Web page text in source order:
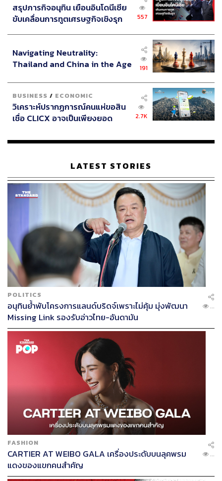
สรุปภารกิจอนุทิน เยือนอินโดนีเซีย
ขับเคลื่อนการทูตเศรษฐกิจเชิงรุก
557
Navigating Neutrality:
Thailand and China in the Age
191
BUSINESS / ECONOMIC
วิเคราะห์ปรากฏการณ์คนแห่ขอสิน
เชื่อ CLICX อาจเป็นเพียงยอด
เรือนไทยที่ถูกซุกไว้
2.7K
LATEST STORIES
POLITICS
อนุทินย้ำพับโครงการแลนด์บริดจ์เพราะไม่คุ้ม มุ่งพัฒนา
Missing Link รองรับอ่าวไทย-อันดามัน
...
FASHION
CARTIER AT WEIBO GALA เครื่องประดับบนลุคพรม
แดงของแขกคนสำคัญ
...